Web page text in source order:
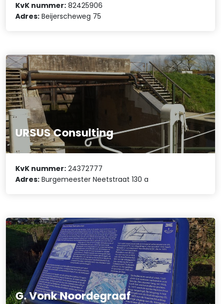
KvK nummer: 82425906
Adres: Beijerscheweg 75
URSUS Consulting
KvK nummer: 24372777
Adres: Burgemeester Neetstraat 130 a
G. Vonk Noordegraaf